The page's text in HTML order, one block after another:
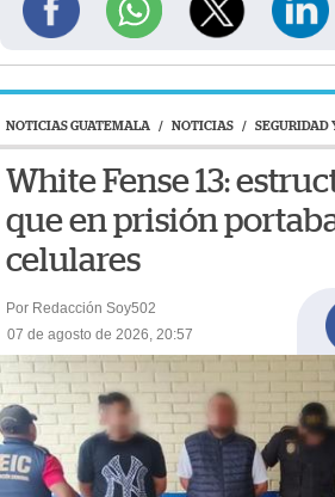
NOTICIAS GUATEMALA / NOTICIAS / SEGURIDAD
White Fense 13:
que en prisión
celulares
Por Redacción Soy502
07 de agosto de 2026, 20:57